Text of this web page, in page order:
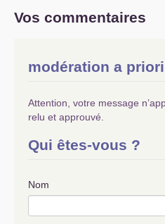
Vos commentaires
modération a priori
Attention, votre message
relu et approuvé.
Qui êtes-vous ?
Nom